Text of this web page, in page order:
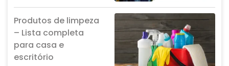
Produtos de limpeza
– Lista completa
para casa e
escritório